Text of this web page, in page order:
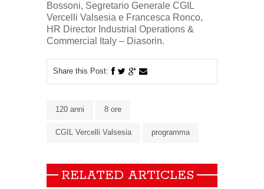
Bossoni, Segretario Generale CGIL
Vercelli Valsesia e Francesca Ronco,
HR Director Industrial Operations &
Commercial Italy – Diasorin.
Share this Post:
120 anni 8 ore
CGIL Vercelli Valsesia programma
RELATED ARTICLES